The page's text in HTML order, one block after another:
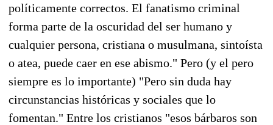
políticamente correctos. El fanatismo criminal
forma parte de la oscuridad del ser humano y
cualquier persona, cristiana o musulmana, sintoísta
o atea, puede caer en ese abismo." Pero (y el pero
siempre es lo importante) "Pero sin duda hay
circunstancias históricas y sociales que lo
fomentan." Entre los cristianos "esos bárbaros son